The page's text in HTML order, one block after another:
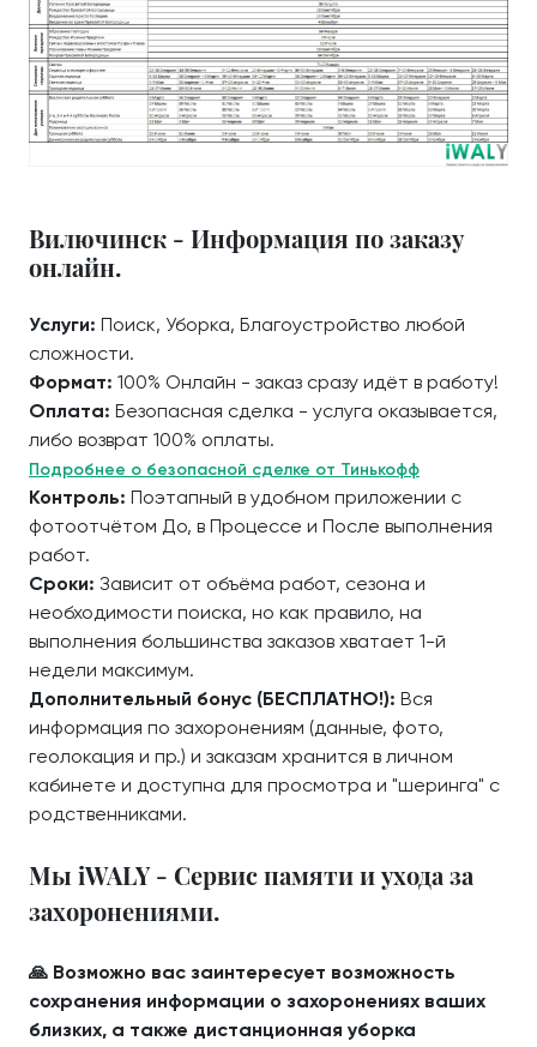
Вилючинск - Информация по заказу
онлайн.
Услуги: Поиск, Уборка, Благоустройство любой
сложности.
Формат: 100% Онлайн - заказ сразу идёт в работу!
Оплата: Безопасная сделка - услуга оказывается,
либо возврат 100% оплаты.
Подробнее о безопасной сделке от Тинькофф
Контроль: Поэтапный в удобном приложении с
фотоотчётом До, в Процессе и После выполнения
работ.
Сроки: Зависит от объёма работ, сезона и
необходимости поиска, но как правило, на
выполнения большинства заказов хватает 1-й
недели максимум.
Дополнительный бонус (БЕСПЛАТНО!): Вся
информация по захоронениям (данные, фото,
геолокация и пр.) и заказам хранится в личном
кабинете и доступна для просмотра и "шеринга" с
родственниками.
Мы iWALY - Сервис памяти и ухода за
захоронениями.
🙏 Возможно вас заинтересует возможность
сохранения информации о захоронениях ваших
близких, а также дистанционная уборка